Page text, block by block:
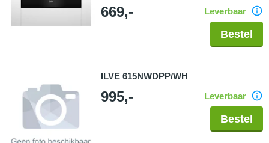
669,- Leverbaar
Bestel
ILVE 615NWDPP/WH
995,- Leverbaar
Bestel